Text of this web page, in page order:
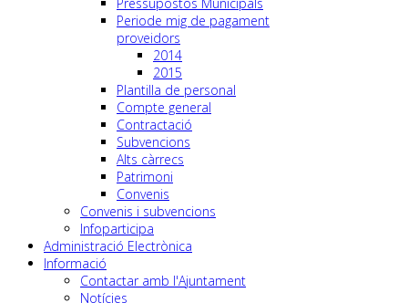
Periode mig de pagament
proveidors
2014
2015
Plantilla de personal
Compte general
Contractació
Subvencions
Alts càrrecs
Patrimoni
Convenis
Convenis i subvencions
Infoparticipa
Administració Electrònica
Informació
Contactar amb l'Ajuntament
Notícies